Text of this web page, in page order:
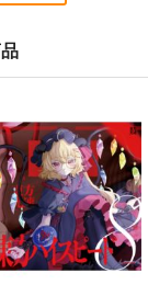
～ The Truth of th
Cessation of Dukkh
円（税込）
東方Project 博麗霊夢
サンプル